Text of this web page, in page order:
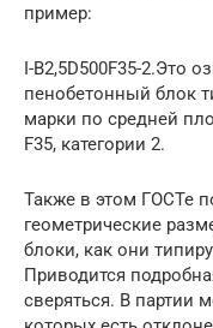
пример:
I-B2,5D500F35-2.Это
пенобетонный блок
марки по средней
F35, категории 2.
Также в этом ГОСТе
геометрические
блоки, как они
Приводится
сверяться. В партии